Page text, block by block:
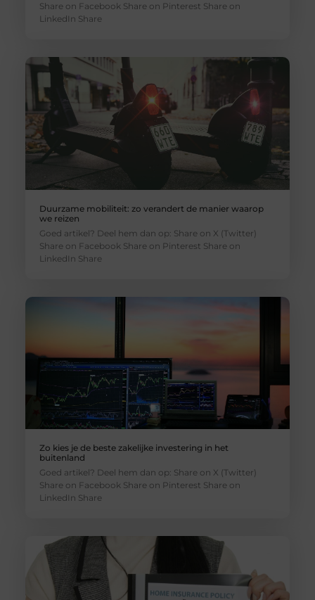
Share on Facebook Share on Pinterest Share on
LinkedIn Share
Duurzame mobiliteit: zo verandert de manier waarop
we reizen
Goed artikel? Deel hem dan op: Share on X (Twitter)
Share on Facebook Share on Pinterest Share on
LinkedIn Share
Zo kies je de beste zakelijke investering in het
buitenland
Goed artikel? Deel hem dan op: Share on X (Twitter)
Share on Facebook Share on Pinterest Share on
LinkedIn Share